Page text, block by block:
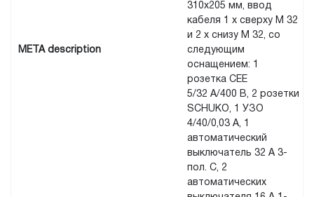
META description
310x205 мм, ввод
кабеля 1 x сверху M 32
и 2 x снизу M 32, со
следующим
оснащением: 1
розетка CEE
5/32 А/400 В, 2 розетки
SCHUKO, 1 УЗО
4/40/0,03 А, 1
автоматический
выключатель 32 А 3-
пол. C, 2
автоматических